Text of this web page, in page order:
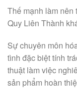
Thế mạnh làm
Quy Liên Thành
Sự chuyên môn
tình đặc biệt tính
thuật làm việc
sản phẩm hoàn